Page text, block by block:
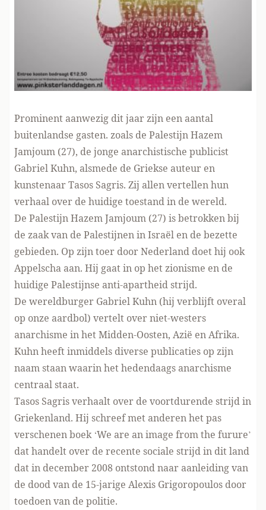
Prominent aanwezig dit jaar zijn een aantal
buitenlandse gasten. zoals de Palestijn Hazem
Jamjoum (27), de jonge anarchistische publicist
Gabriel Kuhn, alsmede de Griekse auteur en
kunstenaar Tasos Sagris. Zij allen vertellen hun
verhaal over de huidige toestand in de wereld.
De Palestijn Hazem Jamjoum (27) is betrokken bij
de zaak van de Palestijnen in Israël en de bezette
gebieden. Op zijn toer door Nederland doet hij ook
Appelscha aan. Hij gaat in op het zionisme en de
huidige Palestijnse anti-apartheid strijd.
De wereldburger Gabriel Kuhn (hij verblijft overal
op onze aardbol) vertelt over niet-westers
anarchisme in het Midden-Oosten, Azië en Afrika.
Kuhn heeft inmiddels diverse publicaties op zijn
naam staan waarin het hedendaags anarchisme
centraal staat.
Tasos Sagris verhaalt over de voortdurende strijd in
Griekenland. Hij schreef met anderen het pas
verschenen boek ‘We are an image from the furure’
dat handelt over de recente sociale strijd in dit land
dat in december 2008 ontstond naar aanleiding van
de dood van de 15-jarige Alexis Grigoropoulos door
toedoen van de politie.